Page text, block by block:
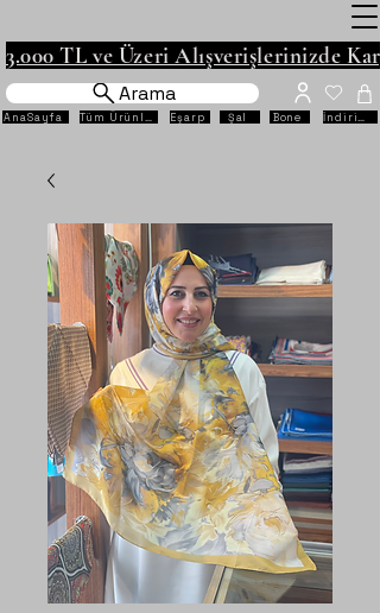
AnaSayfa Tüm Ürünler Eşarp Şal Bone
Arama
3.000 TL ve Üzeri Alışverişlerinizde
İndirimli